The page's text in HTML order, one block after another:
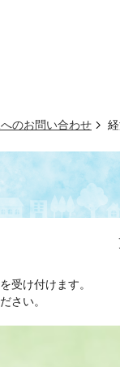
のお問い合わせ
受け付けます。
さい。